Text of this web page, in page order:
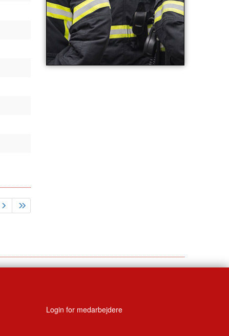
Login for medarbejdere